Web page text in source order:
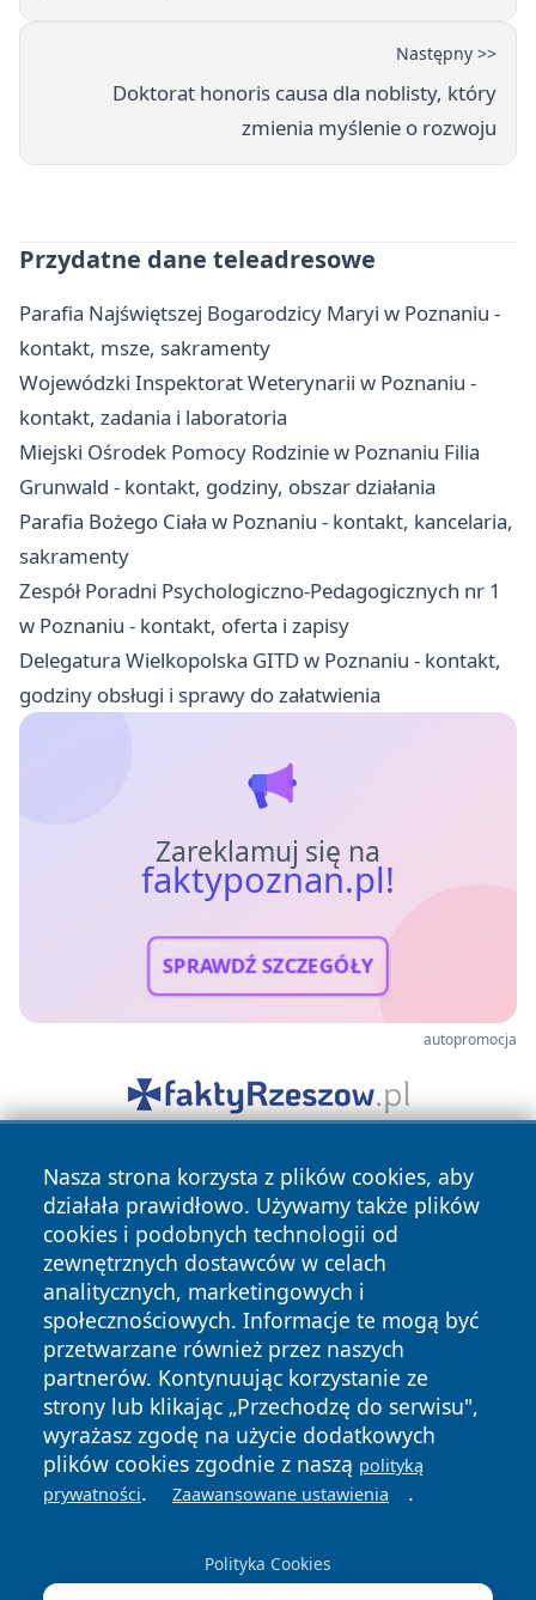
Następny >>
Doktorat honoris causa dla noblisty, który
zmienia myślenie o rozwoju
Przydatne dane teleadresowe
Parafia Najświętszej Bogarodzicy Maryi w Poznaniu -
kontakt, msze, sakramenty
Wojewódzki Inspektorat Weterynarii w Poznaniu -
kontakt, zadania i laboratoria
Miejski Ośrodek Pomocy Rodzinie w Poznaniu Filia
Grunwald - kontakt, godziny, obszar działania
Parafia Bożego Ciała w Poznaniu - kontakt, kancelaria,
sakramenty
Zespół Poradni Psychologiczno-Pedagogicznych nr 1
w Poznaniu - kontakt, oferta i zapisy
Delegatura Wielkopolska GITD w Poznaniu - kontakt,
godziny obsługi i sprawy do załatwienia
Zareklamuj się na
faktypoznan.pl!
SPRAWDŹ SZCZEGÓŁY
autopromocja
Nasza strona korzysta z plików cookies, aby
działała prawidłowo. Używamy także plików
cookies i podobnych technologii od
zewnętrznych dostawców w celach
analitycznych, marketingowych i
społecznościowych. Informacje te mogą być
przetwarzane również przez naszych
partnerów. Kontynuując korzystanie ze
strony lub klikając „Przechodzę do serwisu",
wyrażasz zgodę na użycie dodatkowych
plików cookies zgodnie z naszą polityką
prywatności. Zaawansowane ustawienia .
Polityka Cookies
Copyright © 2026 faktypoznan.pl Wszystkie prawa
zastrzeżone.
News Autorzy
Polityka
Prywatności
Polityka
Cookies